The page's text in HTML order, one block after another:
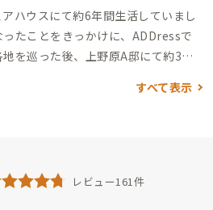
ハウスにて約6年間生活していまし
たことをきっかけに、ADDressで
を巡った後、上野原A邸にて約3年
これまでの多
つけられていないありのままの自然
すべて表示
レビュー161件